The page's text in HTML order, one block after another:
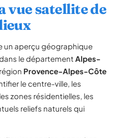
vue satellite de
un aperçu géographique
le département Alpes-
Provence-Alpes-Côte
le centre-ville, les
zones résidentielles, les
reliefs naturels qui